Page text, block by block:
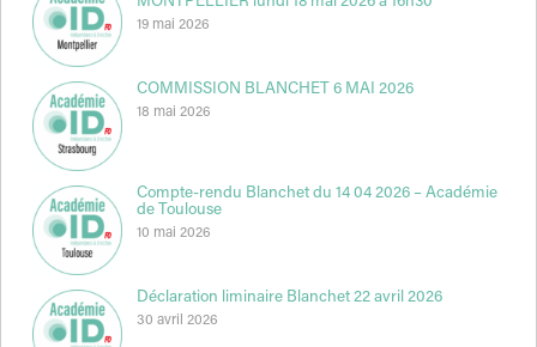
19 mai 2026
COMMISSION BLANCHET 6 MAI 2026
18 mai 2026
Compte-rendu Blanchet du 14 04 2026 – Académie
de Toulouse
10 mai 2026
Déclaration liminaire Blanchet 22 avril 2026
30 avril 2026